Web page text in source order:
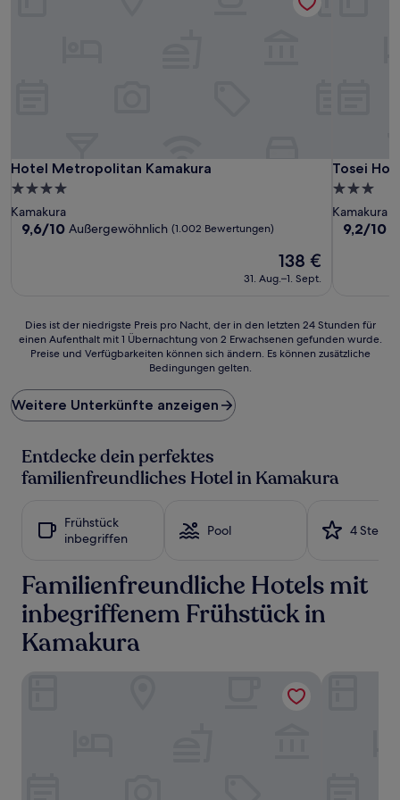
Hotel Metropolitan Kamakura
Hotel Metropolitan Kamakura
4.0-
Sterne-
Unterkunft
Kamakura
9.6
9,6/10 Außergewöhnlich (1.002 Bewertungen)
Der
Preis
beträgt
138 €
31. Aug.–1. Sept.
Tosei
Tosei
3.0-
Sterne-
Kamakura
9.2
9,2/10
Dies
ist
Preis
pro
Nacht,
den
letzten
einen
1 Übernachtung
von
2 Erwachsenen
gefunden
wurde.
und
Dies ist der niedrigste Preis pro Nacht, der in den letzten 24 Stunden für
einen Aufenthalt mit 1 Übernachtung von 2 Erwachsenen gefunden wurde.
Preise und Verfügbarkeiten können sich ändern. Es können zusätzliche
Bedingungen gelten.
Weitere Unterkünfte anzeigen
Entdecke dein perfektes
familienfreundliches Hotel in Kamakura
Frühstück
inbegriffen
Pool 4 Sterne
Familienfreundliche Hotels mit
inbegriffenem Frühstück in
Kamakura
Tosei Hotel Cocone Kamakura Sotetsu